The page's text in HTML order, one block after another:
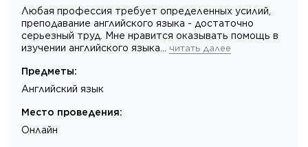
Любая профессия требует определенных усилий,
преподавание английского языка - достаточно
серьезный труд. Мне нравится оказывать помощь в
изучении английского языка… читать далее
Предметы:
Английский язык
Место проведения:
Онлайн